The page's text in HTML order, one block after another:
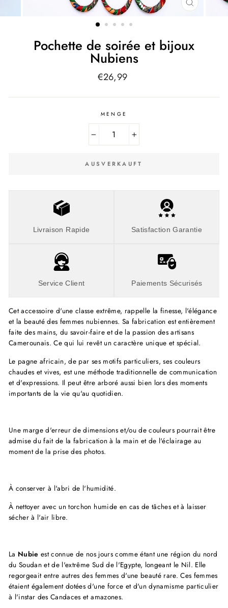
Pochette de soirée et bijoux
Nubiens
Normaler
€26,99
MENGE
+
AUSVERKAUFT
Livraison Rapide Satisfaction Garantie
Service Client Paiements Sécurisés
Cet accessoire d'une classe extrême, rappelle la finesse, l'élégance
et la beauté des femmes nubiennes. Sa fabrication est entièrement
faite des mains, du savoir-faire et de la passion des artisans
Camerounais. Ce qui lui revêt un caractère unique et spécial.
Le pagne africain, de par ses motifs particuliers, ses couleurs
chaudes et vives, est une méthode traditionnelle de communication
et d'expressions. Il peut être arboré aussi bien lors des moments
importants de la vie qu'au quotidien.
Une marge d'erreur de dimensions et/ou de couleurs pourrait être
admise du fait de la fabrication à la main et de l'éclairage au
moment de la prise des photos.
À conserver à l'abri de l'humidité.
À nettoyer avec un torchon humide en cas de tâches et à laisser
sécher à l'air libre.
La Nubie est connue de nos jours comme étant une région du nord
du Soudan et de l'extrême Sud de l'Egypte, longeant le Nil. Elle
regorgeait entre autres des femmes d'une beauté rare. Ces femmes
étaient également dotées d'une force et d'un dynamisme particulier
à l'instar des Candaces et amazones.